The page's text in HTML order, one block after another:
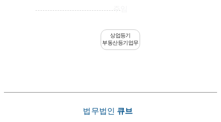
주임
상업등기
부동산등기업무
법무법인 큐브